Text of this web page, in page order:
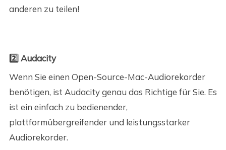
anderen zu teilen!
2️⃣ Audacity
Wenn Sie einen Open-Source-Mac-Audiorekorder
benötigen, ist Audacity genau das Richtige für Sie. Es
ist ein einfach zu bedienender,
plattformübergreifender und leistungsstarker
Audiorekorder.